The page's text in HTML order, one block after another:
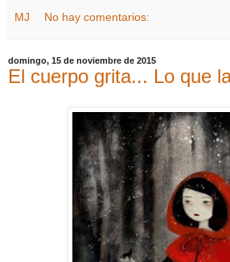
MJ No hay comentarios:
domingo, 15 de noviembre de 2015
El cuerpo grita... Lo que